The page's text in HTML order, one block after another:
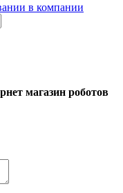
в компании
магазин роботов